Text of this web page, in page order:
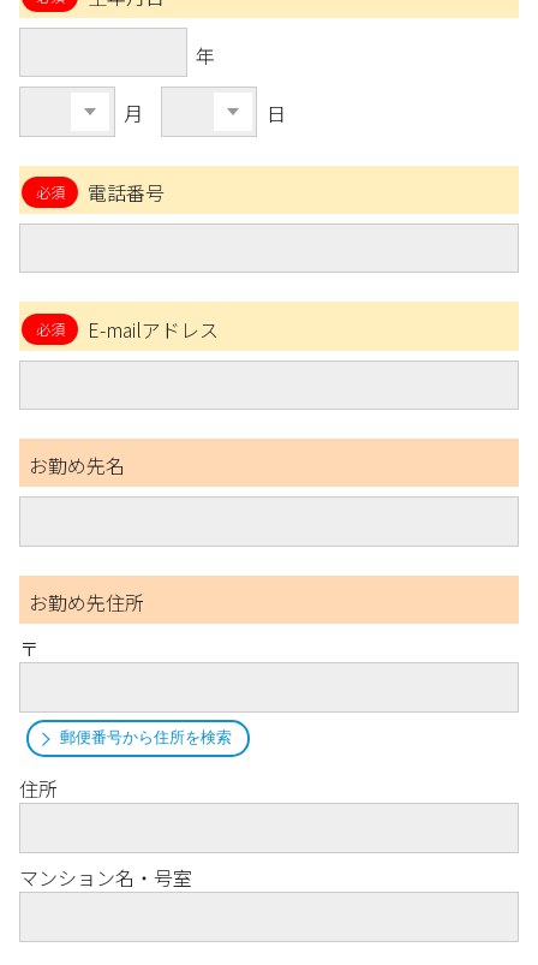
年
月 日
電話番号
E-mailアドレス
お勤め先名
お勤め先住所
〒
郵便番号から住所を検索
住所
マンション名・号室